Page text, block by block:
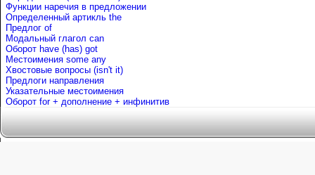
Функции наречия в предложении
Определенный артикль the
Предлог of
Mодальный глагол can
Оборот have (has) got
Местоимения some any
Хвостовые вопросы (isn't it)
Предлоги направления
Указательные местоимения
Оборот for + дополнение + инфинитив